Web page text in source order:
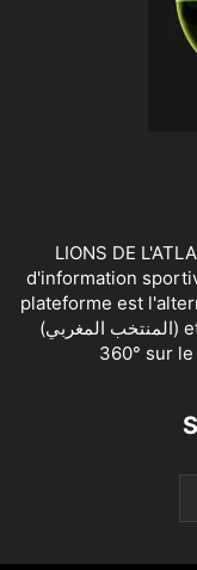
LIONS DE
d'information
plateforme est
(المنتخب المغربي) et de la Botola Pro avec un regard de